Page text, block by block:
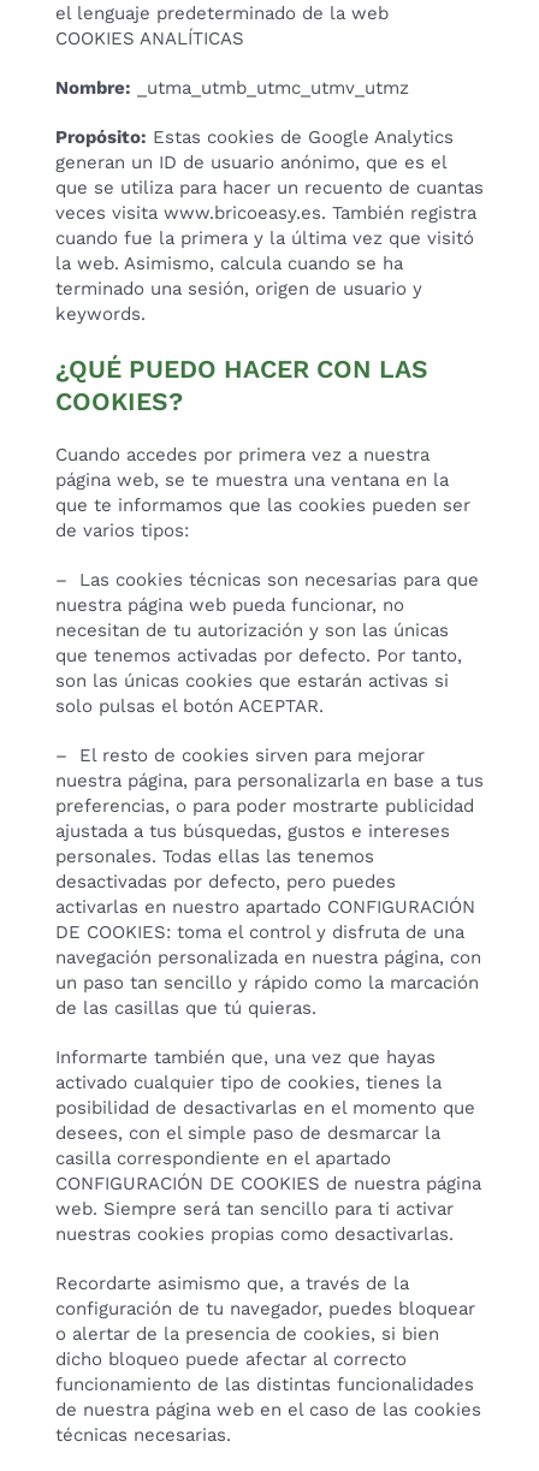
el lenguaje predeterminado de la web
COOKIES ANALÍTICAS
Nombre: _utma_utmb_utmc_utmv_utmz
Propósito: Estas cookies de Google Analytics
generan un ID de usuario anónimo, que es el
que se utiliza para hacer un recuento de cuantas
veces visita www.bricoeasy.es. También registra
cuando fue la primera y la última vez que visitó
la web. Asimismo, calcula cuando se ha
terminado una sesión, origen de usuario y
keywords.
¿QUÉ PUEDO HACER CON LAS
COOKIES?
Cuando accedes por primera vez a nuestra
página web, se te muestra una ventana en la
que te informamos que las cookies pueden ser
de varios tipos:
– Las cookies técnicas son necesarias para que
nuestra página web pueda funcionar, no
necesitan de tu autorización y son las únicas
que tenemos activadas por defecto. Por tanto,
son las únicas cookies que estarán activas si
solo pulsas el botón ACEPTAR.
– El resto de cookies sirven para mejorar
nuestra página, para personalizarla en base a tus
preferencias, o para poder mostrarte publicidad
ajustada a tus búsquedas, gustos e intereses
personales. Todas ellas las tenemos
desactivadas por defecto, pero puedes
activarlas en nuestro apartado CONFIGURACIÓN
DE COOKIES: toma el control y disfruta de una
navegación personalizada en nuestra página, con
un paso tan sencillo y rápido como la marcación
de las casillas que tú quieras.
Informarte también que, una vez que hayas
activado cualquier tipo de cookies, tienes la
posibilidad de desactivarlas en el momento que
desees, con el simple paso de desmarcar la
casilla correspondiente en el apartado
CONFIGURACIÓN DE COOKIES de nuestra página
web. Siempre será tan sencillo para ti activar
nuestras cookies propias como desactivarlas.
Recordarte asimismo que, a través de la
configuración de tu navegador, puedes bloquear
o alertar de la presencia de cookies, si bien
dicho bloqueo puede afectar al correcto
funcionamiento de las distintas funcionalidades
de nuestra página web en el caso de las cookies
técnicas necesarias.